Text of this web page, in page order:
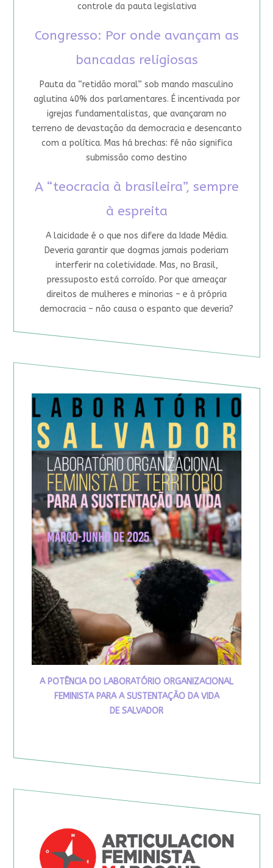
controle da pauta legislativa
Congresso: Por onde avançam as
bancadas religiosas
Pauta da “retidão moral” sob mando masculino
aglutina 40% dos parlamentares. É incentivada por
igrejas fundamentalistas, que avançaram no
terreno de devastação da democracia e desencanto
com a política. Mas há brechas: fé não significa
submissão como destino
A “teocracia à brasileira”, sempre
à espreita
A laicidade é o que nos difere da Idade Média.
Deveria garantir que dogmas jamais poderiam
interferir na coletividade. Mas, no Brasil,
pressuposto está corroído. Por que ameaçar
direitos de mulheres e minorias – e à própria
democracia – não causa o espanto que deveria?
A POTÊNCIA DO LABORATÓRIO ORGANIZACIONAL
FEMINISTA PARA A SUSTENTAÇÃO DA VIDA
DE SALVADOR